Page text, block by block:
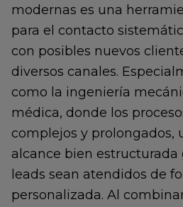
modernas es una
para el contacto
con posibles nuevos
diversos canales.
como la ingeniería
médica, donde los
complejos y prolongados,
alcance bien estructurada
leads sean atendidos de
personalizada. Al